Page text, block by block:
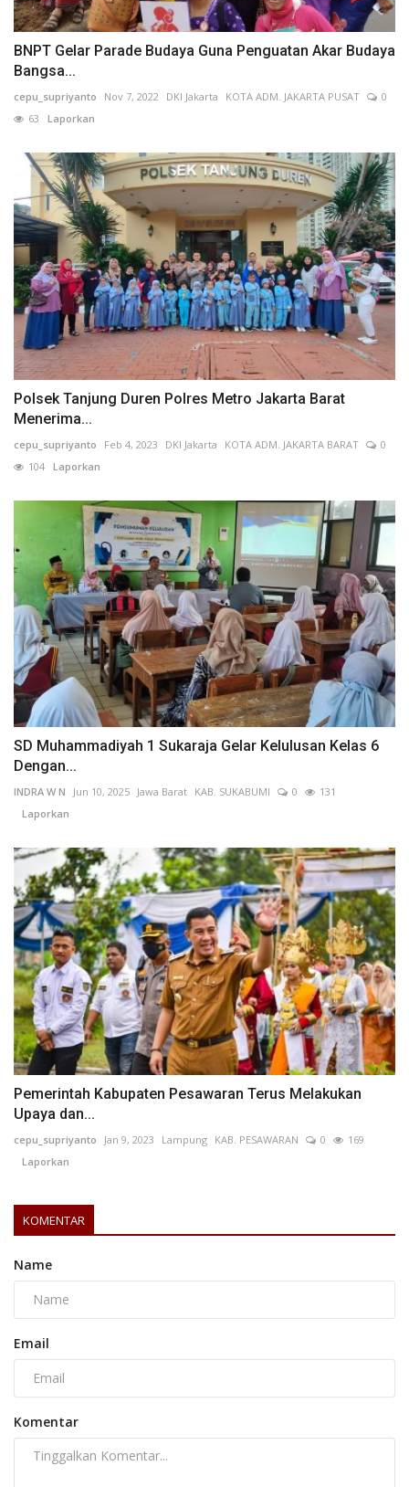
BNPT Gelar Parade Budaya Guna Penguatan Akar Budaya
Bangsa...
cepu_supriyanto Nov 7, 2022 DKI Jakarta KOTA ADM. JAKARTA PUSAT
0
63 Laporkan
Polsek Tanjung Duren Polres Metro Jakarta Barat
Menerima...
cepu_supriyanto Feb 4, 2023 DKI Jakarta KOTA ADM. JAKARTA BARAT
0
104 Laporkan
SD Muhammadiyah 1 Sukaraja Gelar Kelulusan Kelas 6
Dengan...
INDRA W N Jun 10, 2025 Jawa Barat KAB. SUKABUMI 0
131
Laporkan
Pemerintah Kabupaten Pesawaran Terus Melakukan
Upaya dan...
cepu_supriyanto Jan 9, 2023 Lampung KAB. PESAWARAN 0
169
Laporkan
KOMENTAR
Name
Email
Komentar